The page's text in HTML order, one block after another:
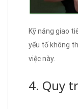
Kỹ năng giao
yếu tố không
việc này.
4. Quy